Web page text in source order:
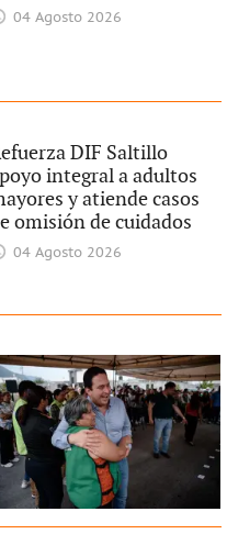
04 Agosto 2026
DIF Saltillo
integral a adultos
y atiende casos
omisión de cuidados
04 Agosto 2026